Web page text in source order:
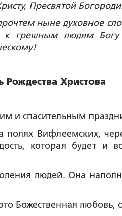
Пресвятой
ныне духовное
грешным людям
Рождества Христова
и спасительным
Вифлеемских,
которая будет и
людей. Она
Божественная любовь,